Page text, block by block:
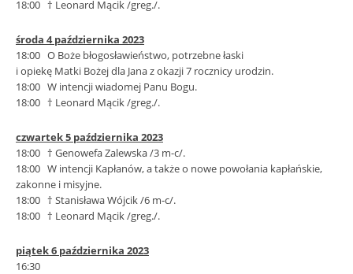
18:00 † Leonard Mącik /greg./.
środa 4 października 2023
18:00 O Boże błogosławieństwo, potrzebne łaski
i opiekę Matki Bożej dla Jana z okazji 7 rocznicy urodzin.
18:00 W intencji wiadomej Panu Bogu.
18:00 † Leonard Mącik /greg./.
czwartek 5 października 2023
18:00 † Genowefa Zalewska /3 m-c/.
18:00 W intencji Kapłanów, a także o nowe powołania kapłańskie,
zakonne i misyjne.
18:00 † Stanisława Wójcik /6 m-c/.
18:00 † Leonard Mącik /greg./.
piątek 6 października 2023
16:30